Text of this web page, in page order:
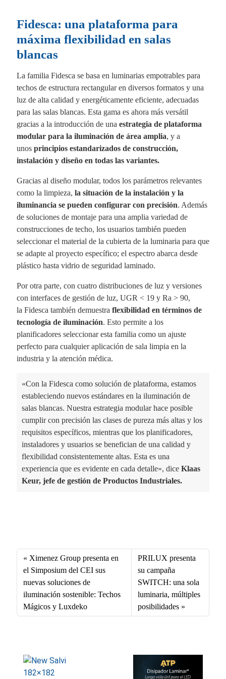
Fidesca: una plataforma para
máxima flexibilidad en salas
blancas
La familia Fidesca se basa en luminarias empotrables para
techos de estructura rectangular en diversos formatos y una
luz de alta calidad y energéticamente eficiente, adecuadas
para las salas blancas. Esta gama es ahora más versátil
gracias a la introducción de una estrategia de plataforma
modular para la iluminación de área amplia, y a
unos principios estandarizados de construcción,
instalación y diseño en todas las variantes.
Gracias al diseño modular, todos los parámetros relevantes
como la limpieza, la situación de la instalación y la
iluminancia se pueden configurar con precisión. Además
de soluciones de montaje para una amplia variedad de
construcciones de techo, los usuarios también pueden
seleccionar el material de la cubierta de la luminaria para que
se adapte al proyecto específico; el espectro abarca desde
plástico hasta vidrio de seguridad laminado.
Por otra parte, con cuatro distribuciones de luz y versiones
con interfaces de gestión de luz, UGR < 19 y Ra > 90,
la Fidesca también demuestra flexibilidad en términos de
tecnología de iluminación. Esto permite a los
planificadores seleccionar esta familia como un ajuste
perfecto para cualquier aplicación de sala limpia en la
industria y la atención médica.
«Con la Fidesca como solución de plataforma, estamos
estableciendo nuevos estándares en la iluminación de
salas blancas. Nuestra estrategia modular hace posible
cumplir con precisión las clases de pureza más altas y los
requisitos específicos, mientras que los planificadores,
instaladores y usuarios se benefician de una calidad y
flexibilidad consistentemente altas. Esta es una
experiencia que es evidente en cada detalle», dice Klaas
Keur, jefe de gestión de Productos Industriales.
bo
ok
ed
In
ail ts
pp
Ximenez Group presenta en
el Simposium del CEI sus
nuevas soluciones de
iluminación sostenible: Techos
Mágicos y Luxdeko
PRILUX presenta
su campaña
SWITCH: una sola
luminaria, múltiples
posibilidades